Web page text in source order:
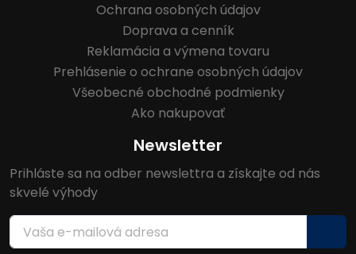
Ochrana osobných údajov
Doprava a cenník
Reklamácia a výmena tovaru
Prehlásenie o ochrane osobných údajov
Všeobecné obchodné podmienky
Ako nakupovať
Newsletter
Prihláste sa na odber newslettra a získajte od nás
skvelé výhody